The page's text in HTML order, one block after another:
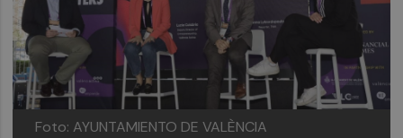
Foto: AYUNTAMIENTO DE VALÈNCIA